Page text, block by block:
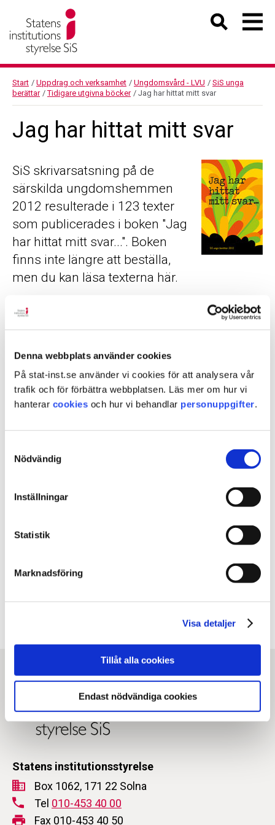
Denna webbplats använder cookies
På stat-inst.se använder vi cookies för att analysera vår
trafik och för förbättra webbplatsen. Läs mer om hur vi
hanterar cookies och hur vi behandlar personuppgifter.
Nödvändig
Inställningar
Statistik
Marknadsföring
Visa detaljer
Tillåt alla cookies
Endast nödvändiga cookies
Start / Uppdrag och verksamhet / Ungdomsvård - LVU / SiS unga
berättar / Tidigare utgivna böcker / Jag har hittat mitt svar
Jag har hittat mitt svar
SiS skrivarsatsning på de
särskilda ungdomshemmen
2012 resulterade i 123 texter
som publicerades i boken "Jag
har hittat mitt svar...". Boken
finns inte längre att beställa,
men du kan läsa texterna här.
I förordet skriver SiS generaldirektör:
"Att ge ut antologier med ungdomarnas egna röster
har blivit en tradition. Det som började som en
skrivartävling för ungdomarna har fortsatt som ett
återkommande inslag inom skolverksamheten på
ungdomshemmen. Det här är den åttonde boken i
Dela sidan med andra
Statens institutionsstyrelse
Box 1062, 171 22 Solna
Tel 010-453 40 00
Fax 010-453 40 50